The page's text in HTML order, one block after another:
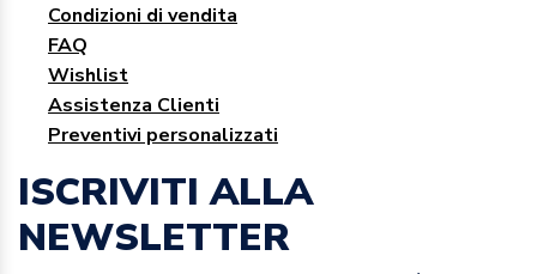
Condizioni di vendita
FAQ
Wishlist
Assistenza Clienti
Preventivi personalizzati
ISCRIVITI ALLA
NEWSLETTER